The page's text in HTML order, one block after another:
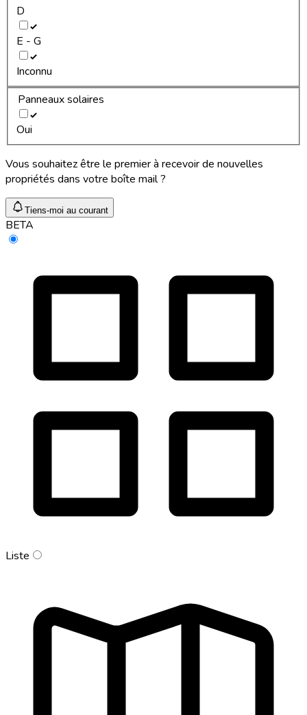
D
E - G
Inconnu
Panneaux solaires
Oui
Vous souhaitez être le premier à recevoir de nouvelles
propriétés dans votre boîte mail ?
Tiens-moi au courant
BETA
Liste